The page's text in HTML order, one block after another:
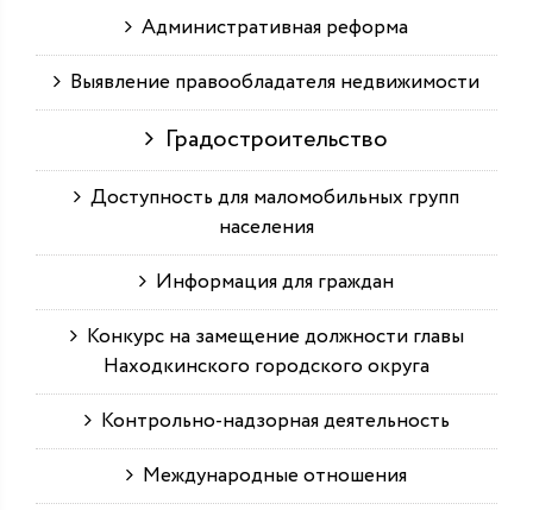
Административная реформа
Выявление правообладателя недвижимости
Градостроительство
Доступность для маломобильных групп
населения
Информация для граждан
Конкурс на замещение должности главы
Находкинского городского округа
Контрольно-надзорная деятельность
Международные отношения